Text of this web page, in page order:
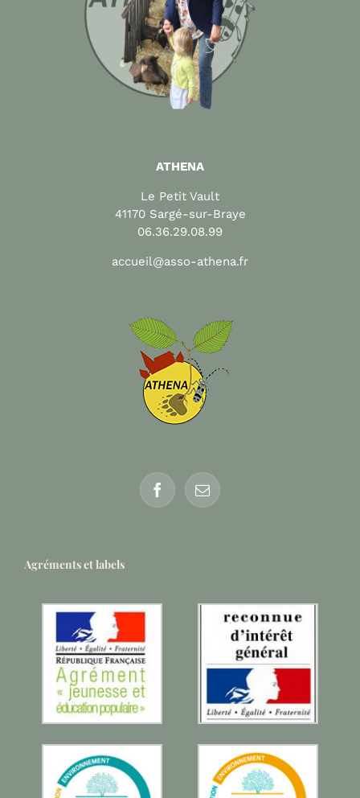
ATHENA
Le Petit Vault
41170 Sargé-sur-Braye
06.36.29.08.99
accueil@asso-athena.fr
Agréments et labels